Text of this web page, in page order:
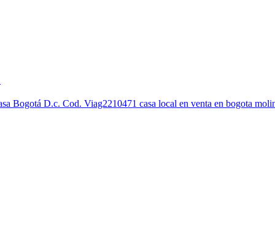
Bogotá D.c. Cod. Viag2210471 casa local en venta en bogota